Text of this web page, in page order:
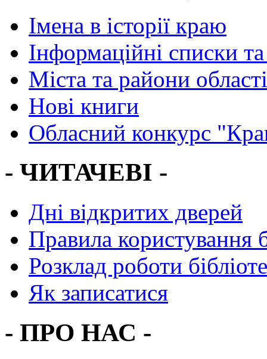
Імена в історії краю
Інформаційні списки
Міста та райони області
Нові книги
Обласний конкурс
- ЧИТАЧЕВІ -
Дні відкритих дверей
Правила користування
Розклад роботи
Як записатися
- ПРО НАС -